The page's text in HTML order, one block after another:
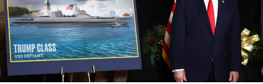
subliniază importanța de a nu depinde de o singură
soluție tehnică.
Col. Ryan Frazier a explicat că nucleul acestei noi etape
este diversificarea capacităților. Prin explorarea unor
inovații și tehnologii unice, Forța Spațială urmărește să